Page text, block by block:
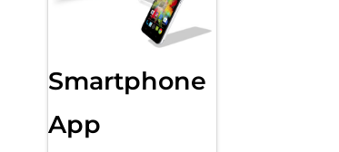
Smartphone
App